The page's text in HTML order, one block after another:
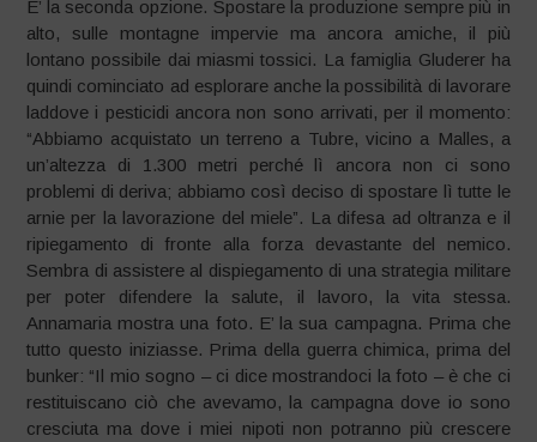
E’ la seconda opzione. Spostare la produzione sempre più in
alto, sulle montagne impervie ma ancora amiche, il più
lontano possibile dai miasmi tossici. La famiglia Gluderer ha
quindi cominciato ad esplorare anche la possibilità di lavorare
laddove i pesticidi ancora non sono arrivati, per il momento:
“Abbiamo acquistato un terreno a Tubre, vicino a Malles, a
un’altezza di 1.300 metri perché lì ancora non ci sono
problemi di deriva; abbiamo così deciso di spostare lì tutte le
arnie per la lavorazione del miele”. La difesa ad oltranza e il
ripiegamento di fronte alla forza devastante del nemico.
Sembra di assistere al dispiegamento di una strategia militare
per poter difendere la salute, il lavoro, la vita stessa.
Annamaria mostra una foto. E’ la sua campagna. Prima che
tutto questo iniziasse. Prima della guerra chimica, prima del
bunker: “Il mio sogno – ci dice mostrandoci la foto – è che ci
restituiscano ciò che avevamo, la campagna dove io sono
cresciuta ma dove i miei nipoti non potranno più crescere